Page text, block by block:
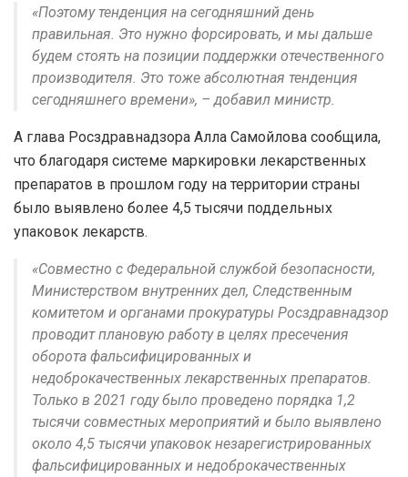
«Поэтому тенденция на сегодняшний день
правильная. Это нужно форсировать, и мы дальше
будем стоять на позиции поддержки отечественного
производителя. Это тоже абсолютная тенденция
сегодняшнего времени», – добавил министр.
А глава Росздравнадзора Алла Самойлова сообщила,
что благодаря системе маркировки лекарственных
препаратов в прошлом году на территории страны
было выявлено более 4,5 тысячи поддельных
упаковок лекарств.
«Совместно с Федеральной службой безопасности,
Министерством внутренних дел, Следственным
комитетом и органами прокуратуры Росздравнадзор
проводит плановую работу в целях пресечения
оборота фальсифицированных и
недоброкачественных лекарственных препаратов.
Только в 2021 году было проведено порядка 1,2
тысячи совместных мероприятий и было выявлено
около 4,5 тысячи упаковок незарегистрированных
фальсифицированных и недоброкачественных